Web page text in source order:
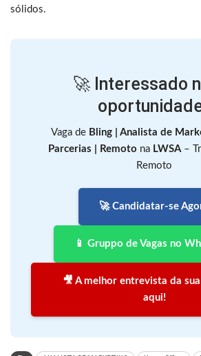
sólidos.
🚀 Interessado
Vaga de Bling | Analista de
Parcerias | Remoto na LWSA –
Remoto
🚀 Candidatar-se
📱 Gruppo de Vagas no
🎥 A melhor entrevista da
aqui!